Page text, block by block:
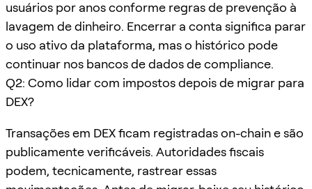
usuários por anos conforme regras de prevenção à
lavagem de dinheiro. Encerrar a conta significa parar
o uso ativo da plataforma, mas o histórico pode
continuar nos bancos de dados de compliance.
Q2: Como lidar com impostos depois de migrar para
DEX?
Transações em DEX ficam registradas on-chain e são
publicamente verificáveis. Autoridades fiscais
podem, tecnicamente, rastrear essas